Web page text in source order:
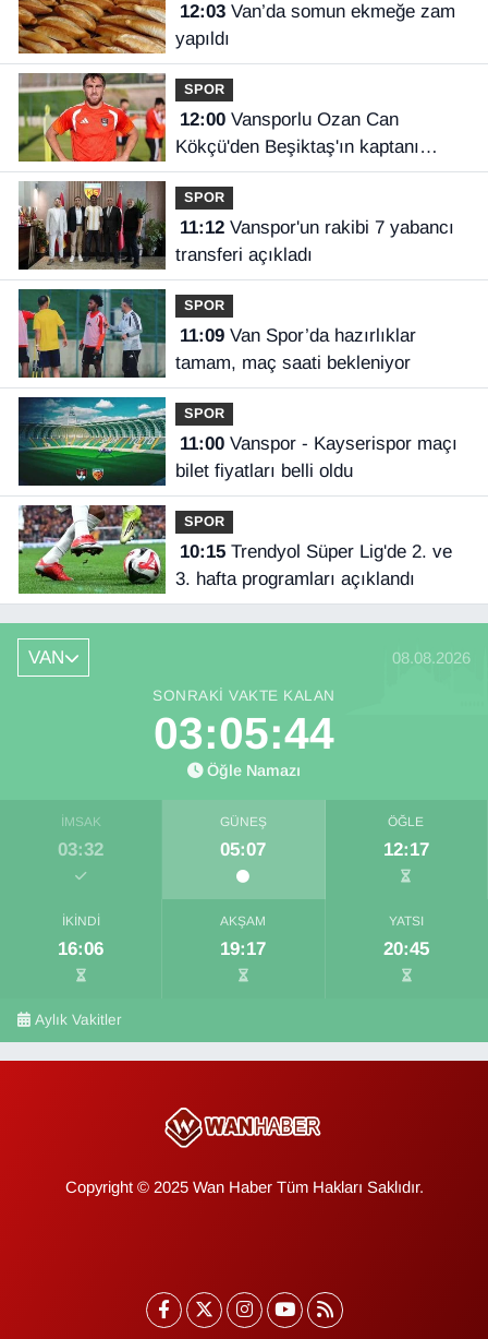
12:03Van’da somun ekmeğe zam
yapıldı
SPOR
12:00Vansporlu Ozan Can
Kökçü'den Beşiktaş'ın kaptanı
kardeşi Orkun'a destek
SPOR
11:12Vanspor'un rakibi 7 yabancı
transferi açıkladı
SPOR
11:09Van Spor’da hazırlıklar
tamam, maç saati bekleniyor
SPOR
11:00Vanspor - Kayserispor maçı
bilet fiyatları belli oldu
SPOR
10:15Trendyol Süper Lig'de 2. ve
3. hafta programları açıklandı
VAN 08.08.2026
SONRAKI VAKTE KALAN
03:05:44
Öğle Namazı
İMSAK
03:32
GÜNEŞ
05:07
ÖĞLE
12:17
İKINDI
16:06
AKŞAM
19:17
YATSI
20:45
Aylık Vakitler
Copyright © 2025 Wan Haber Tüm Hakları Saklıdır.